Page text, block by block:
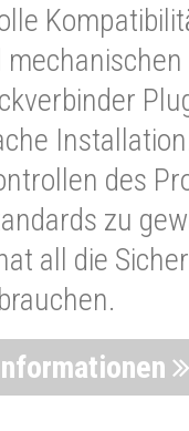
des
zu
all die
brauchen.